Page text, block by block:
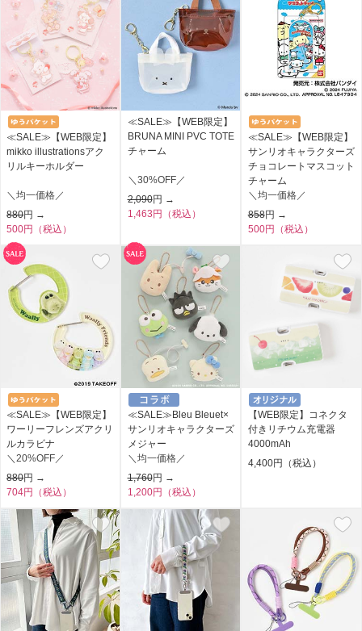
≪SALE≫【WEB限定】
mikko illustrationsアク
リルキーホルダー
＼均一価格／
880円 →
500円（税込）
≪SALE≫【WEB限定】
BRUNA MINI PVC TOTE
チャーム
＼30%OFF／
2,090円 →
1,463円（税込）
≪SALE≫【WEB限定】
サンリオキャラクターズ
チョコレートマスコット
チャーム
＼均一価格／
858円 →
500円（税込）
≪SALE≫【WEB限定】
ワーリーフレンズアクリ
ルカラビナ
＼20%OFF／
880円 →
704円（税込）
≪SALE≫Bleu Bleuet×
サンリオキャラクターズ
メジャー
＼均一価格／
1,760円 →
1,200円（税込）
【WEB限定】コネクタ
付きリチウム充電器
4000mAh
4,400円（税込）